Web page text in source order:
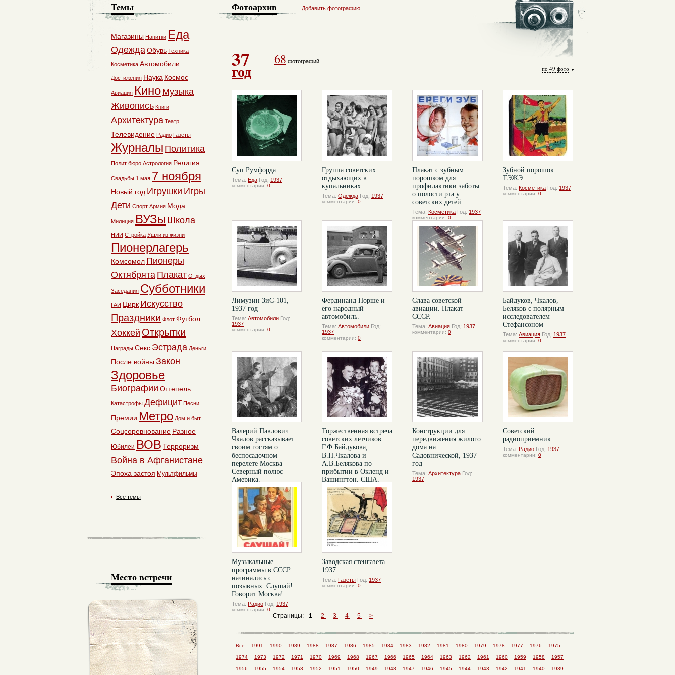
Фотоархив Добавить фотографию
37
год
68 фотографий
по 49 фото
Суп Румфорда
Тема: Еда Год: 1937
комментарии: 0
Группа советских
отдыхающих в
купальниках
Тема: Одежда Год: 1937
комментарии: 0
Плакат с зубным
порошком для
профилактики заботы
о полости рта у
советских детей.
Тема: Косметика Год: 1937
комментарии: 0
Зубной порошок
ТЭЖЭ
Тема: Косметика Год: 1937
комментарии: 0
Лимузин ЗиС-101,
1937 год
Тема: Автомобили Год:
1937
комментарии: 0
Фердинанд Порше и
его народный
автомобиль.
Тема: Автомобили Год:
1937
комментарии: 0
Слава советской
авиации. Плакат
СССР.
Тема: Авиация Год: 1937
комментарии: 0
Байдуков, Чкалов,
Беляков с полярным
исследователем
Стефансоном
Тема: Авиация Год: 1937
комментарии: 0
Валерий Павлович
Чкалов рассказывает
своим гостям о
беспосадочном
перелете Москва –
Северный полюс –
Америка.
Тема:Авиация Год:1937
комментарии:1
Торжественная встреча
советских летчиков
Г.Ф.Байдукова,
В.П.Чкалова и
А.В.Белякова по
прибытии в Окленд и
Вашингтон. США,
1937 год.
Тема:Авиация Год:1937
0
Конструкции для
передвижения жилого
дома на
Садовнической, 1937
год
Тема: Архитектура Год:
1937
Советский
радиоприемник
Тема: Радио Год: 1937
комментарии: 0
Музыкальные
программы в СССР
начинались с
позывных: Слушай!
Говорит Москва!
Тема: Радио Год: 1937
комментарии: 0
Заводская стенгазета.
1937
Тема: Газеты Год: 1937
комментарии: 0
Страницы: 1 2 3 4 5 >
Все 1991 1990 1989 1988 1987 1986 1985 1984 1983 1982 1981 1980 1979 1978 1977 1976 1975
1974 1973 1972 1971 1970 1969 1968 1967 1966 1965 1964 1963 1962 1961 1960 1959 1958 1957
1956 1955 1954 1953 1952 1951 1950 1949 1948 1947 1946 1945 1944 1943 1942 1941 1940 1939
Темы
Магазины Напитки Еда
ОдеждаОбувь Техника
Косметика Автомобили
Достижения Наука Космос
Авиация Кино Музыка
Живопись Книги
Архитектура Театр
Телевидение Радио Газеты
Журналы Политика
Полит бюро Астрология Религия
Свадьбы 1 мая 7 ноября
Новый год Игрушки Игры
Дети Спорт Армия Мода
Милиция ВУЗы Школа
НИИ Стройка Ушли из жизни
Пионерлагерь
Комсомол Пионеры
Октябрята Плакат Отдых
Заседания Субботники
ГАИ Цирк Искусство
Праздники Флот Футбол
Хоккей Открытки
Награды Секс Эстрада Деньги
После войны Закон
Здоровье
Биографии Оттепель
Катастрофы Дефицит Песни
Премии Метро Дом и быт
Соцсоревнование Разное
Юбилеи ВОВ Терроризм
Война в Афганистане
Эпоха застоя Мультфильмы
Все темы
Место встречи